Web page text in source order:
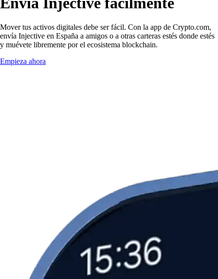
Mover tus activos digitales debe ser fácil. Con la app de Crypto.com,
envía Injective en España a amigos o a otras carteras estés donde estés
y muévete libremente por el ecosistema blockchain.
Empieza ahora